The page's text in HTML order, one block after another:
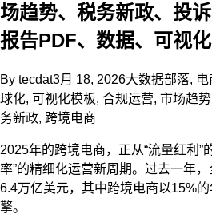
场趋势、税务新政、投
报告PDF、数据、可视
By tecdat3月 18, 2026大数据部落, 电
球化, 可视化模板, 合规运营, 市场趋势
务新政, 跨境电商
2025年的跨境电商，正从“流量红利”
率”的精细化运营新周期。过去一年
6.4万亿美元，其中跨境电商以15%的
擎。